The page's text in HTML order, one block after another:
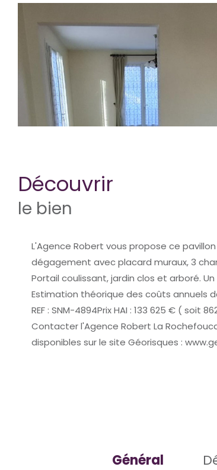
découvrir
le bien
L'Agence Robert vous propose ce
dégagement avec placard muraux, 3
Portail coulissant, jardin clos et arboré. Un
Estimation théorique des coûts annuels
REF : SNM-4894Prix HAI : 133 625 € ( soit
Contacter l'Agence Robert La
disponibles sur le site Géorisques :
Général